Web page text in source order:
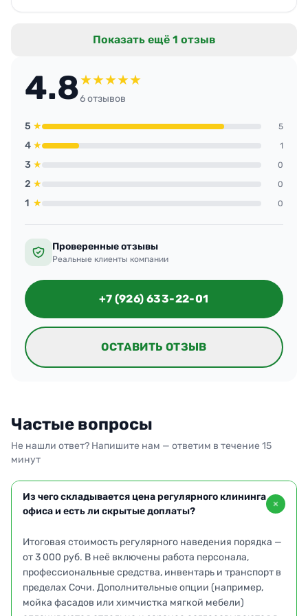
Надёжные ребята, дают гарантию на свою
Показать ещё 1 отзыв
4.8★★★★★
6 отзывов
5 ★ 5
4 ★ 1
3 ★ 0
2 ★ 0
1 ★ 0
Проверенные отзывы
Реальные клиенты компании
+7 (926) 633-22-01
ОСТАВИТЬ ОТЗЫВ
Частые вопросы
Не нашли ответ? Напишите нам — ответим в течение 15
минут
Из чего складывается цена регулярного клининга
офиса и есть ли скрытые доплаты?
Итоговая стоимость регулярного наведения порядка —
от 3 000 руб. В неё включены работа персонала,
профессиональные средства, инвентарь и транспорт в
пределах Сочи. Дополнительные опции (например,
мойка фасадов или химчистка мягкой мебели)